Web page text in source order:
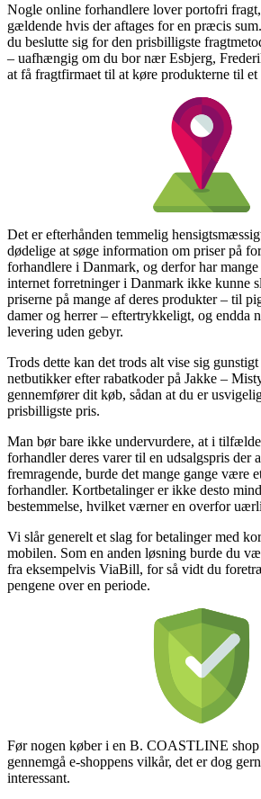
Nogle online forhandlere lover portofri
gældende hvis der aftages for en præcis
du beslutte sig for den prisbilligste
– uafhængig om du bor nær Esbjerg,
at få fragtfirmaet til at køre produkterne til et
Det er efterhånden temmelig
dødelige at søge information om priser på
forhandlere i Danmark, og derfor har
internet forretninger i Danmark ikke kunne
priserne på mange af deres produkter – til
damer og herrer – eftertrykkeligt, og endda
levering uden gebyr.
Trods dette kan det trods alt vise sig
netbutikker efter rabatkoder på Jakke –
gennemfører dit køb, sådan at du er
prisbilligste pris.
Man bør bare ikke undervurdere, at i
forhandler deres varer til en udsalgspris der
fremragende, burde det mange gange være
forhandler. Kortbetalinger er ikke desto
bestemmelse, hvilket værner en overfor
Vi slår generelt et slag for betalinger med
mobilen. Som en anden løsning burde du
fra eksempelvis ViaBill, for så vidt du
pengene over en periode.
Før nogen køber i en B. COASTLINE
gennemgå e-shoppens vilkår, det er dog
interessant.